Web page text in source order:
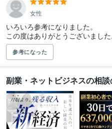
女性
いろいろ参考になりました。
この度はありがとうございました
参考になった
副業・ネットビジネスの相